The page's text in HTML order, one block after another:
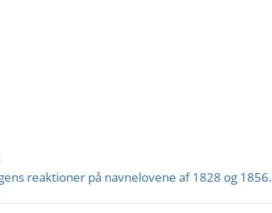
reaktioner på navnelovene af 1828 og 1856.